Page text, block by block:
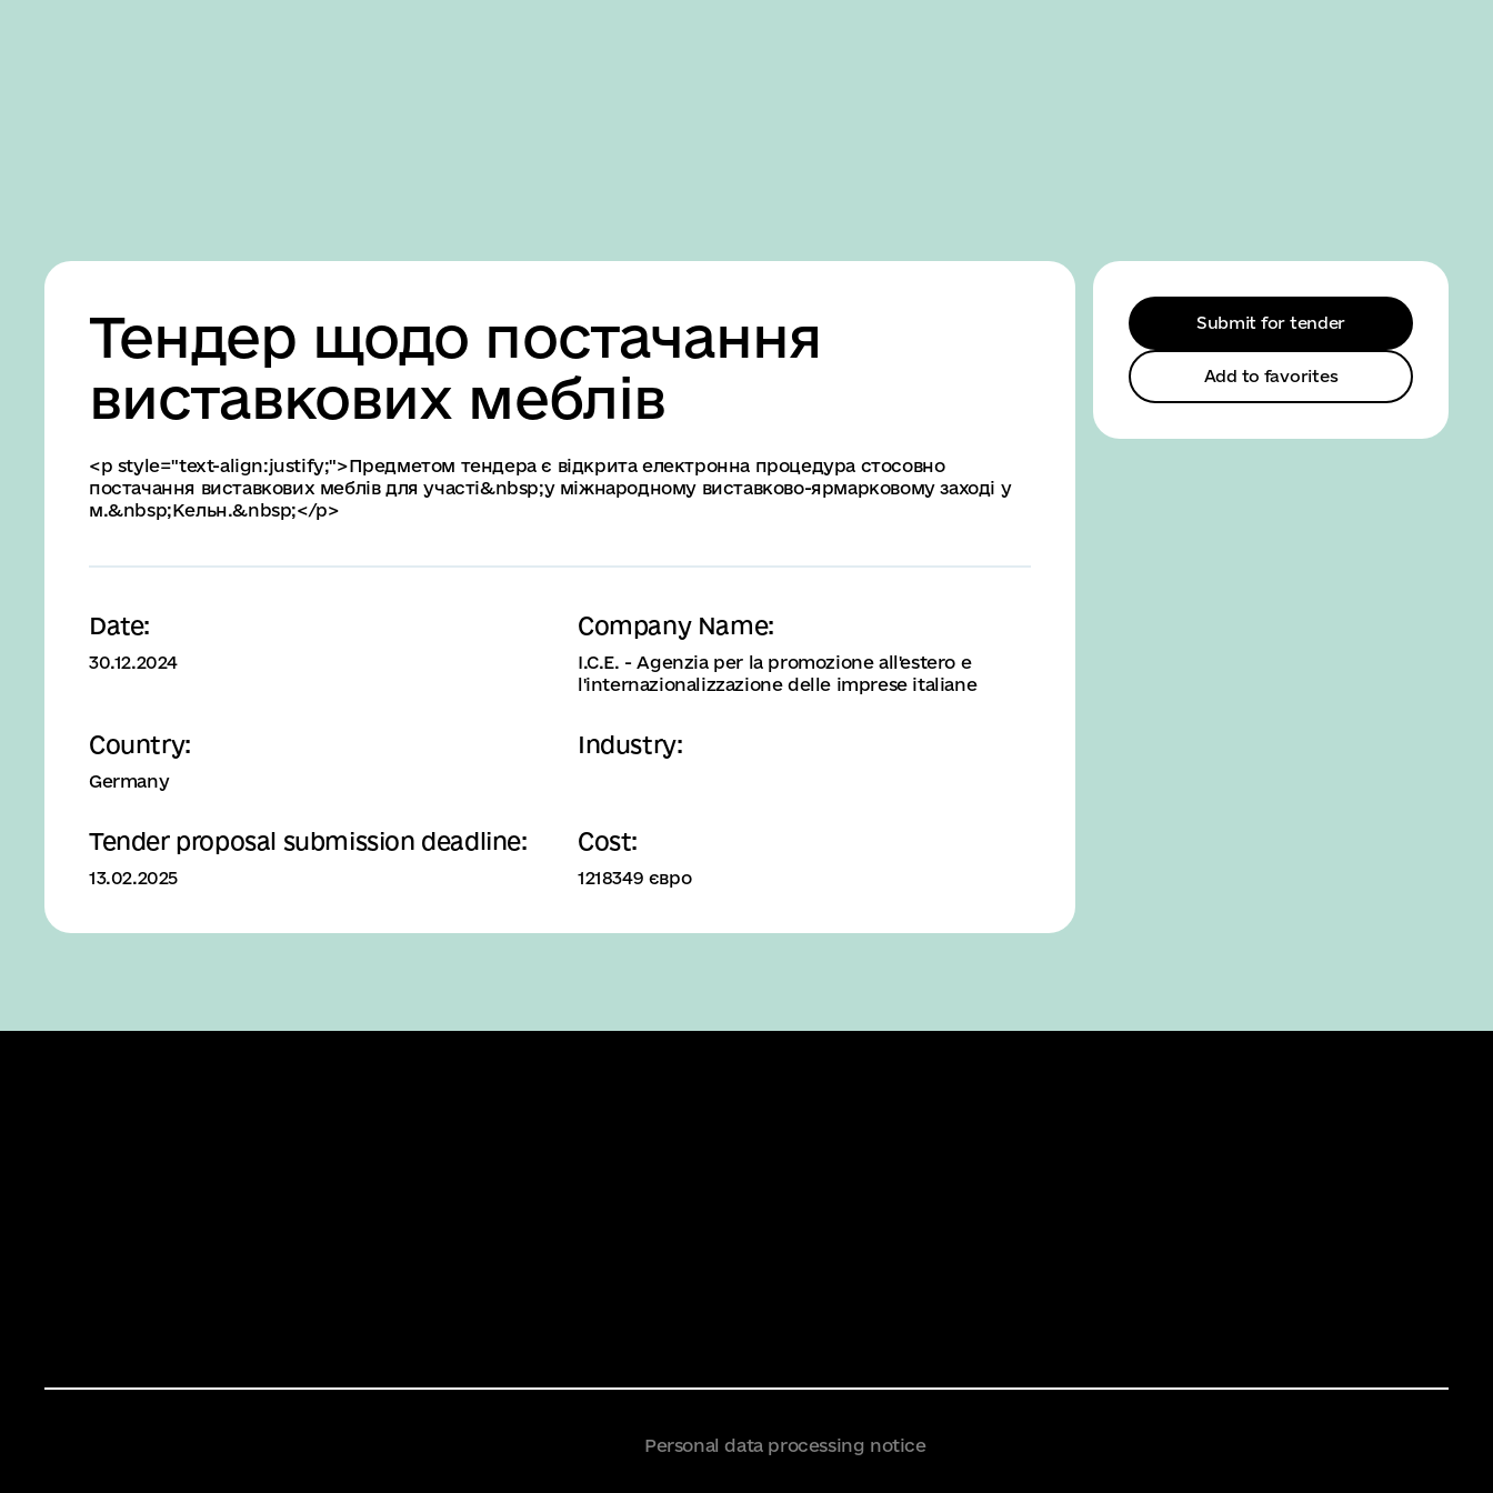
Тендер щодо постачання
виставкових меблів
<p style="text-align:justify;">Предметом тендера є відкрита електронна процедура стосовно
постачання виставкових меблів для участі&nbsp;у міжнародному виставково-ярмарковому заході у
м.&nbsp;Кельн.&nbsp;</p>
Date:
30.12.2024
Company Name:
I.C.E. - Agenzia per la promozione all'estero e
l'internazionalizzazione delle imprese italiane
Country:
Germany
Industry:
Tender proposal submission deadline:
13.02.2025
Cost:
1218349 євро
Submit for tender
Add to favorites
Personal data processing notice